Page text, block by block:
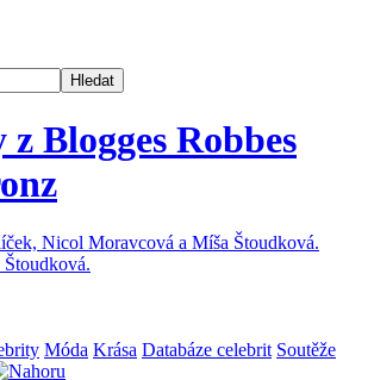
Blogges Robbes
Móda Krása Databáze celebrit Soutěže